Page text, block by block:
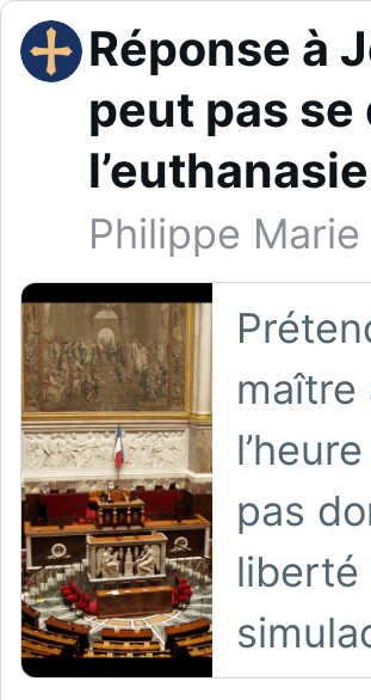
Réponse à
peut pas
Philippe Marie
maître
pas
liberté